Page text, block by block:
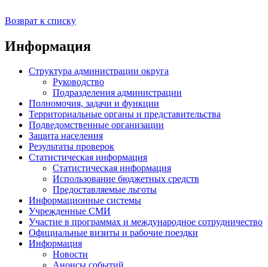
Возврат к списку
Информация
Структура администрации округа
Руководство
Подразделения администрации
Полномочия, задачи и функции
Территориальные органы и представительства
Подведомственные организации
Защита населения
Результаты проверок
Статистическая информация
Статистическая информация
Использование бюджетных средств
Предоставляемые льготы
Информационные системы
Учрежденные СМИ
Участие в программах и международное сотрудничество
Официальные визиты и рабочие поездки
Информация
Новости